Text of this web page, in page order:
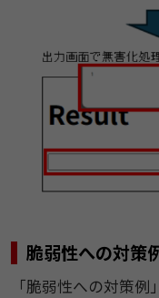
脆弱性への対策
「脆弱性への対策